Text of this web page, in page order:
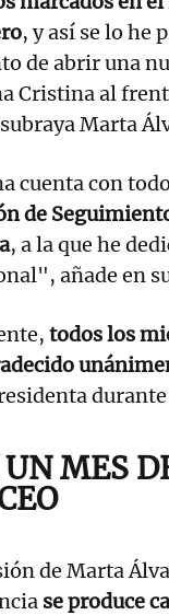
, y así se lo he
de abrir una
Cristina al
Marta
cuenta con
de
, a la que he
añade en
todos los
MES
de Marta
se produce